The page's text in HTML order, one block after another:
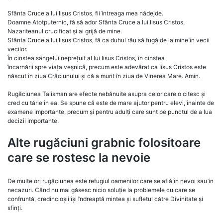
Sfânta Cruce a lui Iisus Cristos, fii întreaga mea nădejde.
Doamne Atotputernic, fă să ador Sfânta Cruce a lui Iisus Cristos,
Nazariteanul crucificat și ai grijă de mine.
Sfânta Cruce a lui Iisus Cristos, fă ca duhul rău să fugă de la mine în vecii
vecilor.
În cinstea sângelui neprețuit al lui Iisus Cristos, în cinstea
încarnării spre viața veșnică, precum este adevărat ca Iisus Cristos este
născut în ziua Crăciunului și că a murit în ziua de Vinerea Mare. Amin.
Rugăciunea Talisman are efecte nebănuite asupra celor care o citesc și
cred cu tărie în ea. Se spune că este de mare ajutor pentru elevi, înainte de
examene importante, precum și pentru adulți care sunt pe punctul de a lua
decizii importante.
Alte rugăciuni grabnic folositoare
care se rostesc la nevoie
De multe ori rugăciunea este refugiul oamenilor care se află în nevoi sau în
necazuri. Când nu mai găsesc nicio soluție la problemele cu care se
confruntă, credincioșii își îndreaptă mintea și sufletul către Divinitate și
sfinți.